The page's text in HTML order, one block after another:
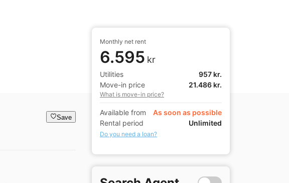
Save
Monthly net rent
6.595 kr
Utilities
957 kr.
Move-in price
21.486 kr.
What is move-in price?
Available from
As soon as possible
Rental period
Unlimited
Do you need a loan?